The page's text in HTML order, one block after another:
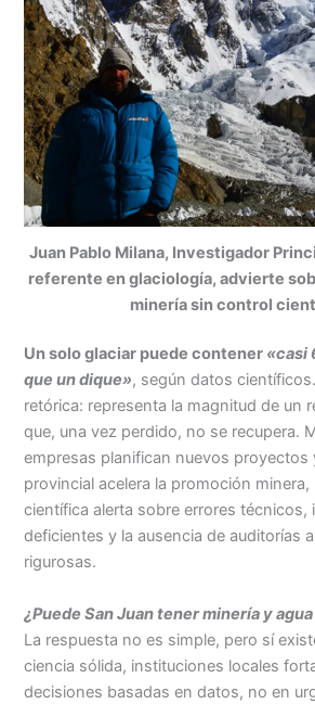
Juan Pablo Milana, Investigador
referente en glaciología, advierte
minería sin control
Un solo glaciar puede contener «casi
que un dique», según datos
retórica: representa la magnitud de un
que, una vez perdido, no se recupera.
empresas planifican nuevos proyectos
provincial acelera la promoción minera,
científica alerta sobre errores técnicos,
deficientes y la ausencia de auditorías
rigurosas.
¿Puede San Juan tener minería y
La respuesta no es simple, pero sí
ciencia sólida, instituciones locales
decisiones basadas en datos, no en